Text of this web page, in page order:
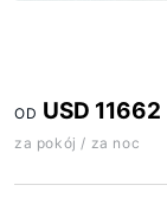
OD USD 11662
za pokój / za noc